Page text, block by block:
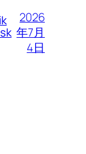
2026
年7月
4日